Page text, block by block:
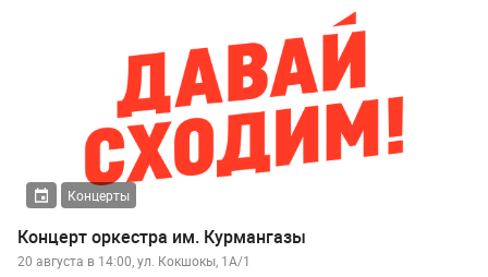
Концерты
Концерт оркестра им. Курмангазы
20 августа в 14:00, ул. Кокшокы, 1А/1